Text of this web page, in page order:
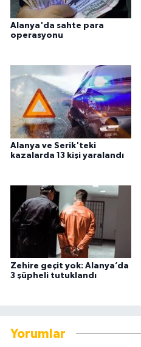
Alanya'da sahte para
operasyonu
Alanya ve Serik'teki
kazalarda 13 kişi yaralandı
Zehire geçit yok: Alanya’da
3 şüpheli tutuklandı
Yorumlar